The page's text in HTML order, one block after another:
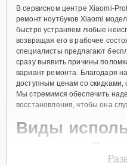
В сервисном центре Xiaomi-
ремонт ноутбуков Xiaomi
быстро устраняем любые
возвращая его в рабочее
специалисты предлагают
сразу выявить причины
вариант ремонта. Благодаря
доступным ценам со
Мы стремимся обеспечить
восстановления, чтобы она
Виды